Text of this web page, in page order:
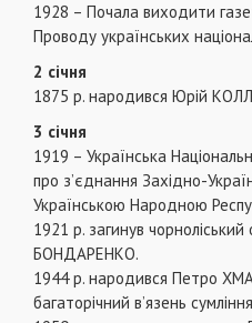
1928 – Почала виходити
Проводу українських
2 січня
1875 р. народився Юрій
3 січня
1919 – Українська
про з’єднання Західно-
Українською Народною
1921 р. загинув
БОНДАРЕНКО.
1944 р. народився Петро
багаторічний в’язень